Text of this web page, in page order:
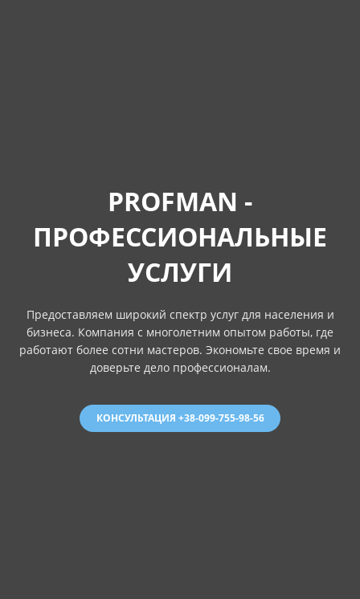
PROFMAN -
ПРОФЕССИОНАЛЬНЫЕ
УСЛУГИ
Предоставляем широкий спектр услуг для населения и
бизнеса. Компания с многолетним опытом работы, где
работают более сотни мастеров. Экономьте свое время и
доверьте дело профессионалам.
КОНСУЛЬТАЦИЯ +38-099-755-98-56